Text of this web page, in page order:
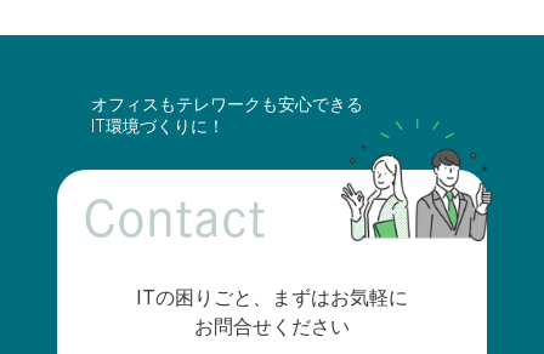
オフィスもテレワークも安心できる
IT環境づくりに！
Contact
ITの困りごと、まずはお気軽に
お問合せください